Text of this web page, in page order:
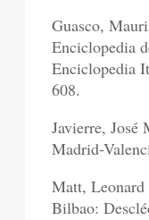
Guasco,
Enciclopedia
Enciclopedia
608.
Javierre,
Madrid-
Matt,
Bilbao: